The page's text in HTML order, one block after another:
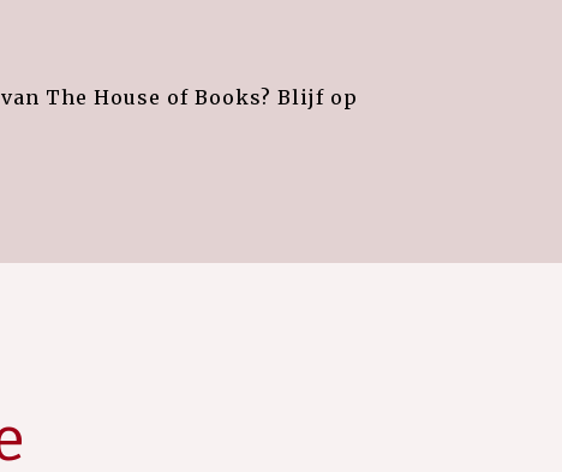
The House of Books? Blijf op